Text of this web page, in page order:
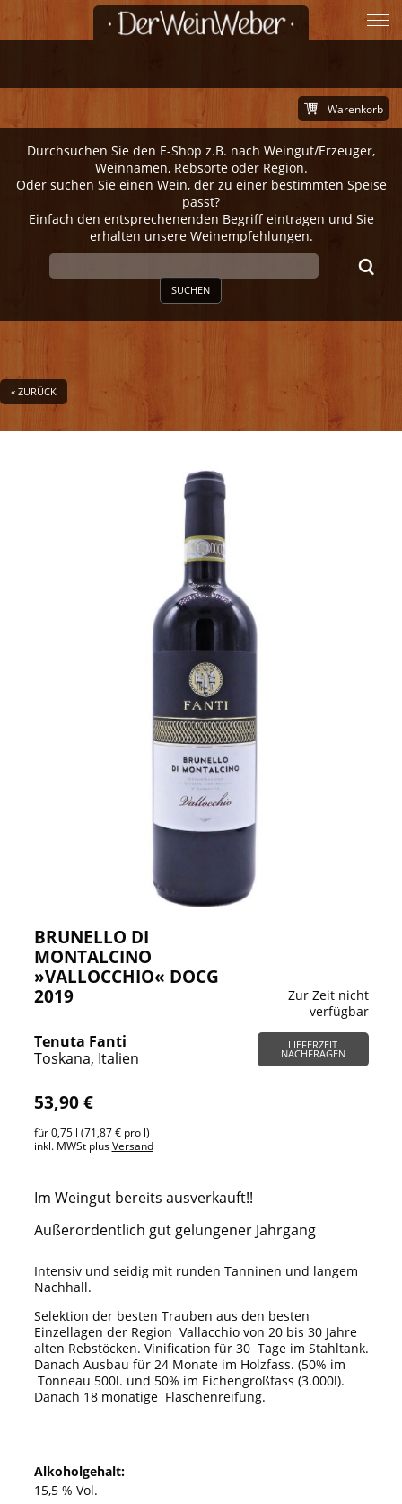
Durchsuchen Sie den E-Shop z.B. nach Weingut/Erzeuger,
Weinnamen, Rebsorte oder Region.
Oder suchen Sie einen Wein, der zu einer bestimmten Speise
passt?
Einfach den entsprechenenden Begriff eintragen und Sie
erhalten unsere Weinempfehlungen.
SUCHEN
Warenkorb
« ZURÜCK
BRUNELLO DI
MONTALCINO
»VALLOCCHIO« DOCG
2019
Tenuta Fanti
Toskana, Italien
53,90 €
für 0,75 l (71,87 € pro l)
inkl. MWSt plusVersand
Zur Zeit nicht
verfügbar
LIEFERZEIT
NACHFRAGEN
Im Weingut bereits ausverkauft!!
Außerordentlich gut gelungener Jahrgang
Intensiv und seidig mit runden Tanninen und langem
Nachhall.
Selektion der besten Trauben aus den besten
Einzellagen der Region Vallacchio von 20 bis 30 Jahre
alten Rebstöcken. Vinification für 30 Tage im Stahltank.
Danach Ausbau für 24 Monate im Holzfass. (50% im
Tonneau 500l. und 50% im Eichengroßfass (3.000l).
Danach 18 monatige Flaschenreifung.
Alkoholgehalt:
15,5 % Vol.